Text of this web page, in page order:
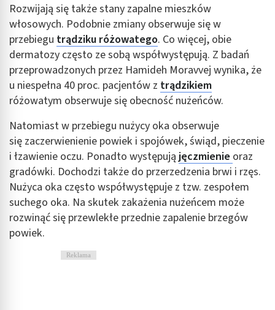
Rozwijają się także stany zapalne mieszków
włosowych. Podobnie zmiany obserwuje się w
przebiegu trądziku różowatego. Co więcej, obie
dermatozy często ze sobą współwystępują. Z badań
przeprowadzonych przez Hamideh Moravvej wynika, że
u niespełna 40 proc. pacjentów z trądzikiem
różowatym obserwuje się obecność nużeńców.
Natomiast w przebiegu nużycy oka obserwuje
się zaczerwienienie powiek i spojówek, świąd, pieczenie
i łzawienie oczu. Ponadto występują jęczmienie oraz
gradówki. Dochodzi także do przerzedzenia brwi i rzęs.
Nużyca oka często współwystępuje z tzw. zespołem
suchego oka. Na skutek zakażenia nużeńcem może
rozwinąć się przewlekłe przednie zapalenie brzegów
powiek.
Reklama
spersonalizowanych treści
Pomiar efektywności reklam
Pomiar efektywności treści
Rozumienie odbiorców dzięki statystyce lub
kombinacji danych z różnych źródeł
Rozwój i ulepszanie usług
Wykorzystywanie ograniczonych danych do
wyboru treści
Funkcje specjalne IAB:
Użycie dokładnych danych geolokalizacyjnych
Identyfikowanie urządzeń na podstawie
aktywnie żądanych informacji
Cele przetwarzania inne niż IAB: